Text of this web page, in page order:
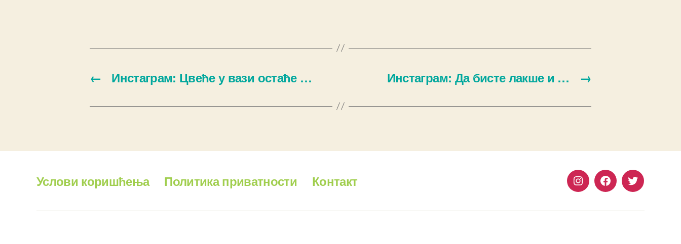
← Инстаграм: Цвеће у вази остаће … →
Инстаграм: Да бисте лакше и …
Услови коришћења Политика приватности Контакт InstagramFacebook
Twitter